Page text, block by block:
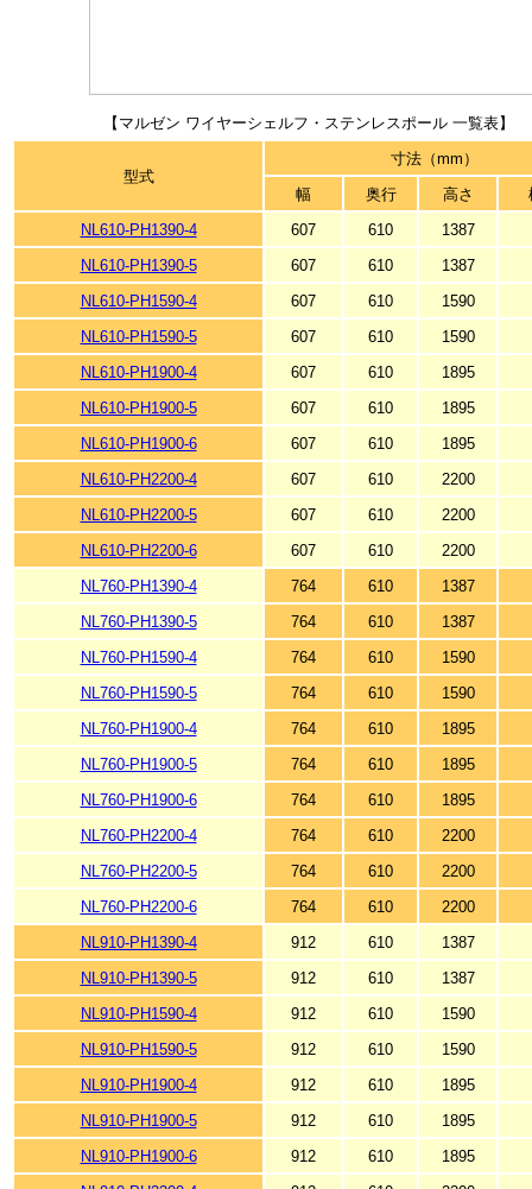
【マルゼン ワイヤーシェルフ・ステンレスポール 一覧表】
型式
寸法（mm）
幅
奥行 高さ
NL610-PH1390-4
607 610
1387
NL610-PH1390-5
607 610
1387
NL610-PH1590-4
607 610
1590
NL610-PH1590-5
607 610
1590
NL610-PH1900-4
607 610
1895
NL610-PH1900-5
607 610
1895
NL610-PH1900-6
607 610
1895
NL610-PH2200-4
607 610
2200
NL610-PH2200-5
607 610
2200
NL610-PH2200-6
607 610
2200
NL760-PH1390-4
764 610
1387
NL760-PH1390-5
764 610
1387
NL760-PH1590-4
764 610
1590
NL760-PH1590-5
764 610
1590
NL760-PH1900-4
764 610
1895
NL760-PH1900-5
764 610
1895
NL760-PH1900-6
764 610
1895
NL760-PH2200-4
764 610
2200
NL760-PH2200-5
764 610
2200
NL760-PH2200-6
764 610
2200
NL910-PH1390-4
912 610
1387
NL910-PH1390-5
912 610
1387
NL910-PH1590-4
912 610
1590
NL910-PH1590-5
912 610
1590
NL910-PH1900-4
912 610
1895
NL910-PH1900-5
912 610
1895
NL910-PH1900-6
912 610
1895